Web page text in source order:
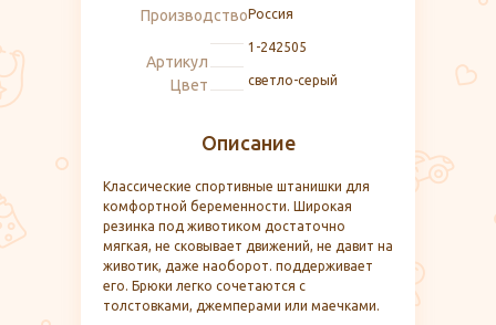
Описание
Классические спортивные штанишки для
комфортной беременности. Широкая
резинка под животиком достаточно
мягкая, не сковывает движений, не давит на
животик, даже наоборот. поддерживает
его. Брюки легко сочетаются с
толстовками, джемперами или маечками.
ПроизводствоРоссия
Артикул
1-242505
Цвет светло-серый